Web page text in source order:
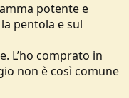
potente e
pentola e sul
L’ho comprato in
non è così comune